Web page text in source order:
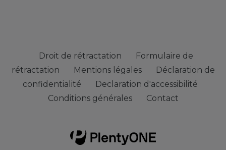
Droit de rétractation
Formulaire de
rétractation
Mentions légales
Déclaration de
confidentialité
Declaration d'accessibilité
Conditions générales
Contact